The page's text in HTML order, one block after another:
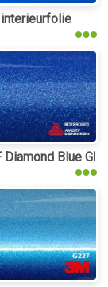
Diamond Blue